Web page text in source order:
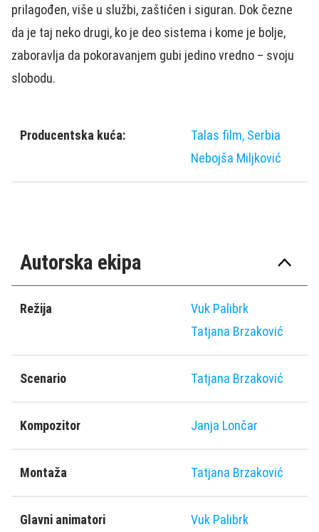
prilagođen, više u službi, zaštićen i siguran. Dok čezne
da je taj neko drugi, ko je deo sistema i kome je bolje,
zaboravlja da pokoravanjem gubi jedino vredno – svoju
slobodu.
Producentska kuća:
Talas film, Serbia
Nebojša Miljković
Autorska ekipa
Režija
Vuk Palibrk
Tatjana Brzaković
Scenario Tatjana Brzaković
Kompozitor Janja Lončar
Montaža Tatjana Brzaković
Glavni animatori Vuk Palibrk